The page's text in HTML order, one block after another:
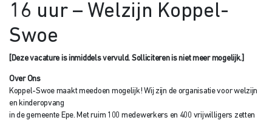
16 uur – Welzijn Koppel-
Swoe
[Deze vacature is inmiddels vervuld. Solliciteren is niet meer mogelijk.]
Over Ons
Koppel-Swoe maakt meedoen mogelijk! Wij zijn de organisatie voor welzijn
en kinderopvang
in de gemeente Epe. Met ruim 100 medewerkers en 400 vrijwilligers zetten